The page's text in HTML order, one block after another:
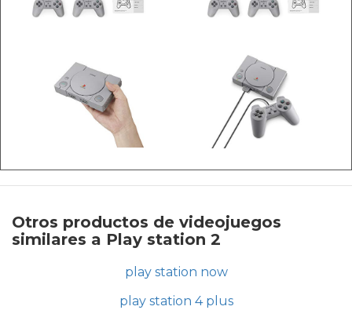
Otros productos de videojuegos
similares a Play station 2
play station now
play station 4 plus